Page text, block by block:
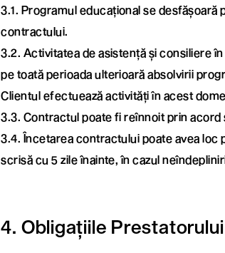
3.1. Programul educațional se desfășoară
contractului.
3.2. Activitatea de asistență și consiliere
pe toată perioada ulterioară absolvirii
Clientul efectuează activități în acest
3.3. Contractul poate fi reînnoit prin acord
3.4. Încetarea contractului poate avea
scrisă cu 5 zile înainte, în cazul
4. Obligațiile Prestatorului